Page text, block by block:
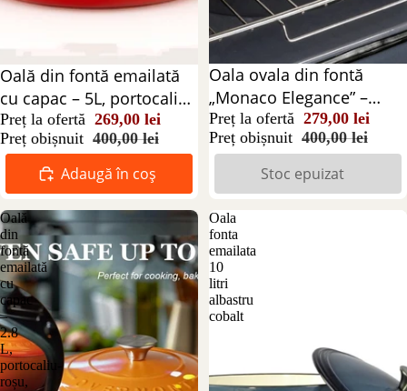
Reducere 33%
Oală din fontă emailată
cu capac – 5L, portocaliu-
roșu, ideală pentru gătit
lent
Preț la ofertă 269,00 lei
Preț obișnuit 400,00 lei
Adaugă în coș
Stoc epuizat
Oala ovala din fontă
„Monaco Elegance” –
rafinament și
performanță în bucătărie
Preț la ofertă 279,00 lei
Preț obișnuit 400,00 lei
Stoc epuizat
Oală
din
fontă
emailată
cu
capac
–
2.8
L,
portocaliu-
roșu,
Oala
fonta
emailata
10
litri
albastru
cobalt